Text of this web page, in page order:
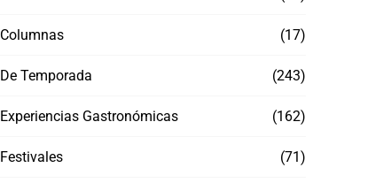
Columnas (17)
De Temporada (243)
Experiencias Gastronómicas (162)
Festivales (71)